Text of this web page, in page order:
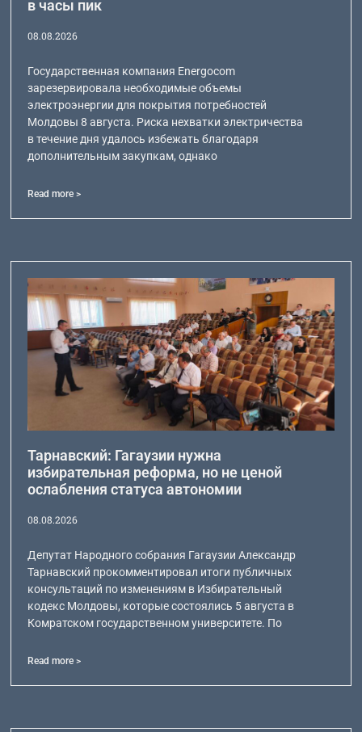
в часы пик
08.08.2026
Государственная компания Energocom
зарезервировала необходимые объемы
электроэнергии для покрытия потребностей
Молдовы 8 августа. Риска нехватки электричества
в течение дня удалось избежать благодаря
дополнительным закупкам, однако
Read more >
Тарнавский: Гагаузии нужна
избирательная реформа, но не ценой
ослабления статуса автономии
08.08.2026
Депутат Народного собрания Гагаузии Александр
Тарнавский прокомментировал итоги публичных
консультаций по изменениям в Избирательный
кодекс Молдовы, которые состоялись 5 августа в
Комратском государственном университете. По
Read more >